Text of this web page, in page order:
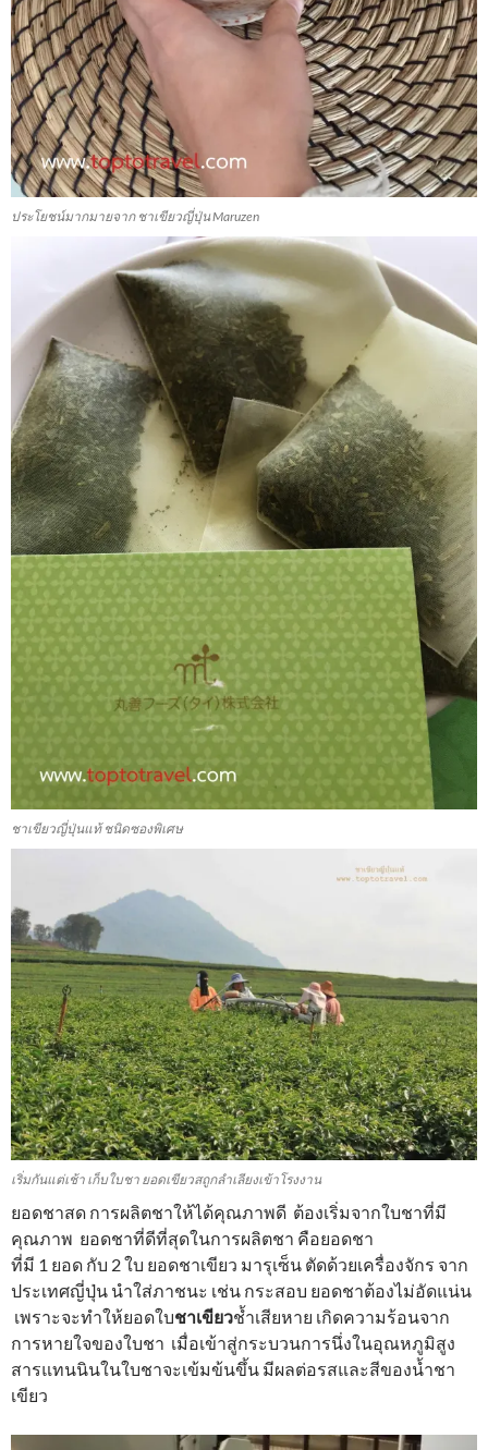
ประโยชน์มากมายจาก ชาเขียวญี่ปุ่น Maruzen
ชาเขียวญี่ปุ่นแท้ ชนิดซองพิเศษ
เริ่มกันแต่เช้า เก็บใบชา ยอดเขียวสถูกลำเลียงเข้าโรงงาน
ยอดชาสด การผลิตชาให้ได้คุณภาพดี ต้องเริ่มจากใบชาที่มี
คุณภาพ ยอดชาที่ดีที่สุดในการผลิตชา คือยอดชา
ที่มี 1 ยอด กับ 2 ใบ ยอดชาเขียว มารุเซ็น ตัดด้วยเครื่องจักร จาก
ประเทศญี่ปุ่น นำใส่ภาชนะ เช่น กระสอบ ยอดชาต้องไม่อัดแน่น
เพราะจะทําให้ยอดใบชาเขียวช้ำเสียหาย เกิดความร้อนจาก
การหายใจของใบชา เมื่อเข้าสู่กระบวนการนึ่งในอุณหภูมิสูง
สารแทนนินในใบชาจะเข้มข้นขึ้น มีผลต่อรสและสีของน้ำชา
เขียว